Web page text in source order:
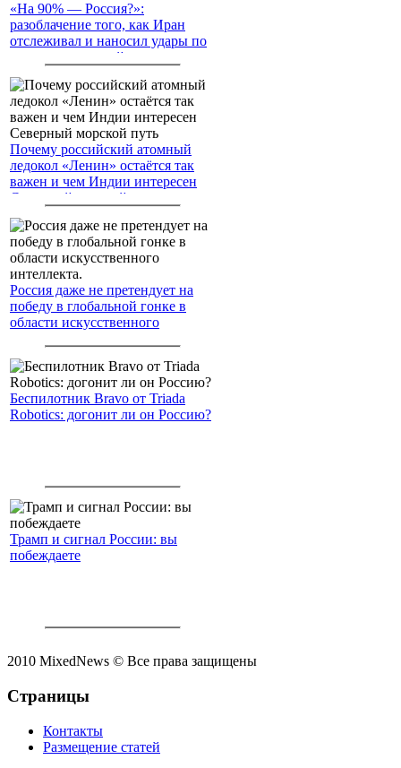
«На 90% — Россия?»:
разоблачение того, как Иран
отслеживал и наносил удары по
американским войскам
Почему российский атомный
ледокол «Ленин» остаётся так
важен и чем Индии интересен
Северный морской путь
Россия даже не претендует на
победу в глобальной гонке в
области искусственного
Беспилотник Bravo от Triada
Robotics: догонит ли он Россию?
Трамп и сигнал России: вы
побеждаете
2010 MixedNews © Все права защищены
Страницы
Контакты
Размещение статей